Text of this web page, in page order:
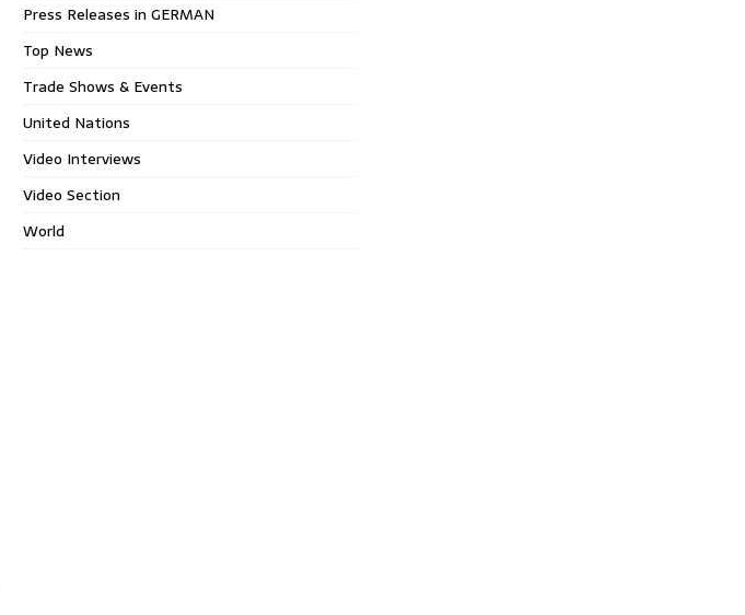
Press Releases in GERMAN
Top News
Trade Shows & Events
United Nations
Video Interviews
Video Section
World